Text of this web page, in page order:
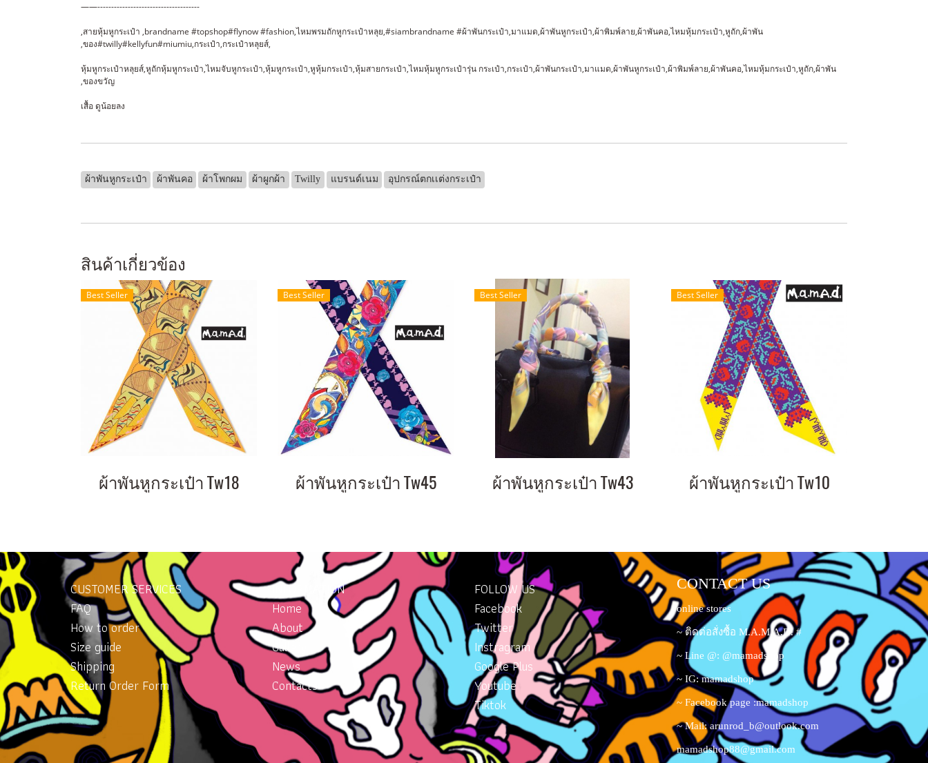
——-------------------------------------
,สายหุ้มหูกระเป๋า ,brandname #topshop#flynow #fashion,ไหมพรมถักหูกระเป๋าหลุย,#siambrandname #ผ้าพันกระเป๋า,มาแมด,ผ้าพันหูกระเป๋า,ผ้าพิมพ์ลาย,ผ้าพันคอ,ไหมหุ้มกระเป๋า,หูถัก,ผ้าพัน
,ของ#twilly#kellyfun#miumiu,กระเป๋า,กระเป๋าหลุยส์,
หุ้มหูกระเป๋าหลุยส์,หูถักหุ้มหูกระเป๋า,ไหมจับหูกระเป๋า,หุ้มหูกระเป๋า,หูหุ้มกระเป๋า,หุ้มสายกระเป๋า,ไหมหุ้มหูกระเป๋ารุ่น กระเป๋า,กระเป๋า,ผ้าพันกระเป๋า,มาแมด,ผ้าพันหูกระเป๋า,ผ้าพิมพ์ลาย,ผ้าพันคอ,ไหมหุ้มกระเป๋า,หูถัก,ผ้าพัน
,ของขวัญ
เสื้อ ดูน้อยลง
ผ้าพันหูกระเป๋า ผ้าพันคอ ผ้าโพกผม ผ้าผูกผ้า Twilly แบรนด์เนม อุปกรณ์ตกเเต่งกระเป๋า
สินค้าเกี่ยวข้อง
Best Seller
ผ้าพันหูกระเป๋า Tw18
Best Seller
ผ้าพันหูกระเป๋า Tw45
Best Seller
ผ้าพันหูกระเป๋า Tw43
Best Seller
ผ้าพันหูกระเป๋า Tw10
CUSTOMER SERVICES
FAQ
How to order
Size guide
Shipping
Return Order Form
INFORMATION
Home
About
Gallery
News
Contacts
FOLLOW US
Facebook
Twitter
Instragram
Google Plus
Youtube
Tiktok
CONTACT US
online stores
~ ติดต่อสั่งซื้อ M.A.M.A.D. #
~ Line @: @mamadshop
~ IG: mamadshop
~ Facebook page :mamadshop
~ Mail:arunrod_b@outlook.com
mamadshop88@gmail.com